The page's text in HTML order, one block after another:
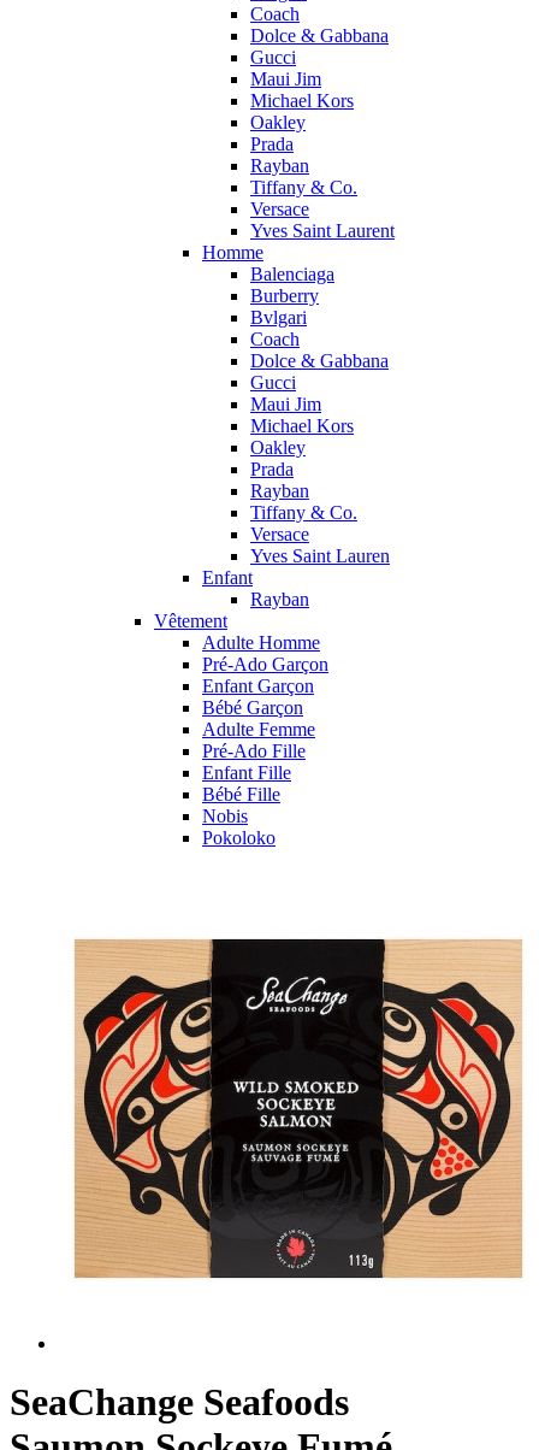
Coach
Dolce & Gabbana
Gucci
Maui Jim
Michael Kors
Oakley
Prada
Rayban
Tiffany & Co.
Versace
Yves Saint Laurent
Homme
Balenciaga
Burberry
Bvlgari
Coach
Dolce & Gabbana
Gucci
Maui Jim
Michael Kors
Oakley
Prada
Rayban
Tiffany & Co.
Versace
Yves Saint Lauren
Enfant
Rayban
Vêtement
Adulte Homme
Pré-Ado Garçon
Enfant Garçon
Bébé Garçon
Adulte Femme
Pré-Ado Fille
Enfant Fille
Bébé Fille
Nobis
Pokoloko
SeaChange Seafoods